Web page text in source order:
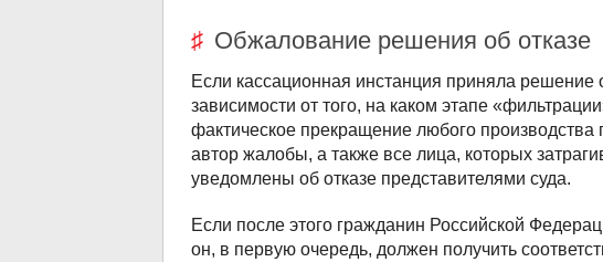
Обжалование решения об отказе
Если кассационная инстанция приняла
зависимости от того, на каком этапе
фактическое прекращение любого производства
автор жалобы, а также все лица, которых
уведомлены об отказе представителями суда.
Если после этого гражданин Российской
он, в первую очередь, должен получить